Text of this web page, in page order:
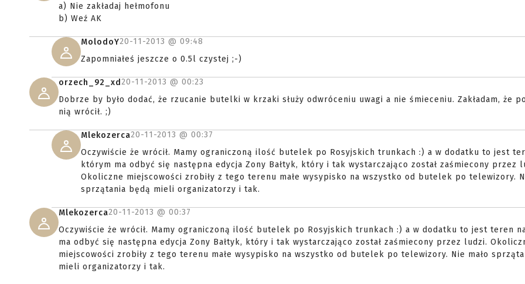
a) Nie zakładaj hełmofonu
b) Weź AK
MolodoY20-11-2013 @ 09:48
Zapomniałeś jeszcze o 0.5l czystej ;-)
orzech_92_xd20-11-2013 @ 00:23
Dobrze by było dodać, że rzucanie butelki w krzaki służy odwróceniu uwagi a nie śmieceniu. Zakładam, że
nią wrócił. ;)
Mlekozerca20-11-2013 @ 00:37
Oczywiście że wrócił. Mamy ograniczoną ilość butelek po Rosyjskich trunkach :) a w dodatku to jest
którym ma odbyć się następna edycja Zony Bałtyk, który i tak wystarczająco został zaśmiecony przez
Okoliczne miejscowości zrobiły z tego terenu małe wysypisko na wszystko od butelek po telewizory.
sprzątania będą mieli organizatorzy i tak.
Mlekozerca20-11-2013 @ 00:37
Oczywiście że wrócił. Mamy ograniczoną ilość butelek po Rosyjskich trunkach :) a w dodatku to jest teren
ma odbyć się następna edycja Zony Bałtyk, który i tak wystarczająco został zaśmiecony przez ludzi.
miejscowości zrobiły z tego terenu małe wysypisko na wszystko od butelek po telewizory. Nie mało
mieli organizatorzy i tak.